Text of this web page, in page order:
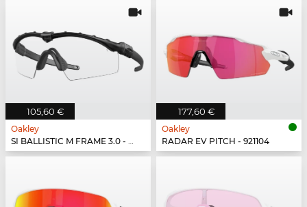
105,60 €
Oakley
SI BALLISTIC M FRAME 3.0 - 914652
177,60 €
Oakley
RADAR EV PITCH - 921104